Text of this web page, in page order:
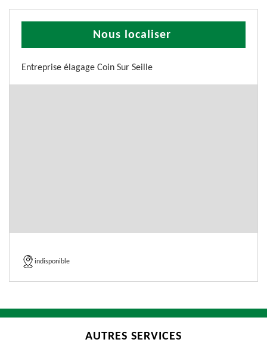
Nous localiser
Entreprise élagage Coin Sur Seille
indisponible
AUTRES SERVICES